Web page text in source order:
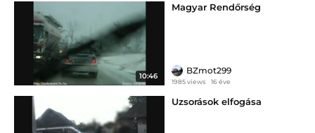
10:46
Magyar Rendőrség
BZmot299
1985 views 16 éve
Uzsorások elfogása